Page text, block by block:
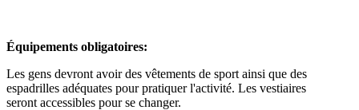
Équipements obligatoires:
Les gens devront avoir des vêtements de sport ainsi que des
espadrilles adéquates pour pratiquer l'activité. Les vestiaires
seront accessibles pour se changer.